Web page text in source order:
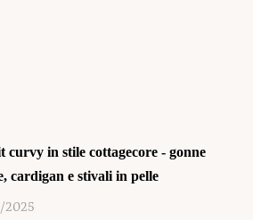
curvy in stile cottagecore - gonne
cardigan e stivali in pelle
2025